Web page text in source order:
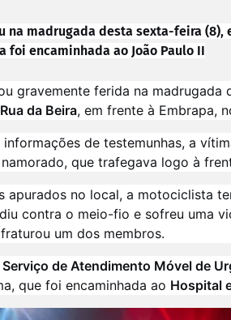
na madrugada desta sexta-feira
foi encaminhada ao João Paulo II
gravemente ferida na
Rua da Beira, em frente à Embrapa,
de testemunhas, a
que trafegava logo à
apurados no local, a motociclista
contra o meio-fio e sofreu uma
um dos membros.
Serviço de Atendimento Móvel de
que foi encaminhada ao Hospital